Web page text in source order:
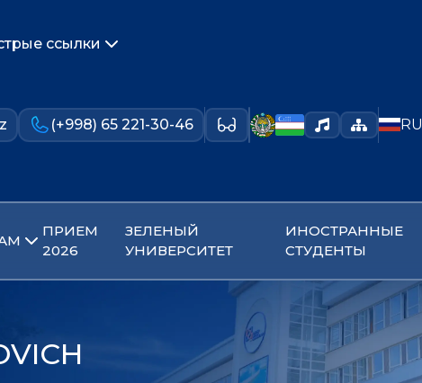
ссылки
(+998) 65 221-30-46 RU
ПРИЕМ
2026
ЗЕЛЕНЫЙ
УНИВЕРСИТЕТ
ИНОСТРАННЫЕ
СТУДЕНТЫ